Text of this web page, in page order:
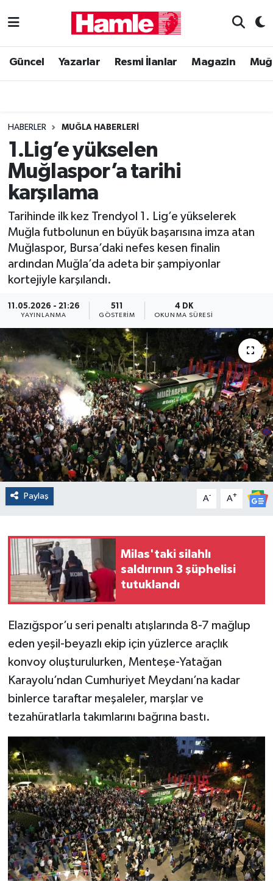
Güncel Yazarlar Resmi İlanlar Magazin
HABERLER MUĞLA HABERLERI
1.Lig’e yükselen
Muğlaspor’a tarihi
karşılama
Tarihinde ilk kez Trendyol 1. Lig’e yükselerek
Muğla futbolunun en büyük başarısına imza atan
Muğlaspor, Bursa’daki nefes kesen finalin
ardından Muğla’da adeta bir şampiyonlar
kortejiyle karşılandı.
11.05.2026 - 21:26
YAYINLANMA
511
GÖSTERIM
4 DK
OKUNMA SÜRESI
Paylaş A- A+
Milas'taki silahlı
saldırının 3 şüphelisi
tutuklandı
Elazığspor’u seri penaltı atışlarında 8-7 mağlup
eden yeşil-beyazlı ekip için yüzlerce araçlık
konvoy oluşturulurken, Menteşe-Yatağan
Karayolu’ndan Cumhuriyet Meydanı’na kadar
binlerce taraftar meşaleler, marşlar ve
tezahüratlarla takımlarını bağrına bastı.
Güncel
Magazin
Muğla Haber
Siyaset
Muğla Nöbetçi Eczaneler
Muğla Trafik Yoğunluk Haritası
Süper Lig Puan Durumu ve Fikstür
Tüm Manşetler
Son Dakika Haberleri
Haber Arşivi